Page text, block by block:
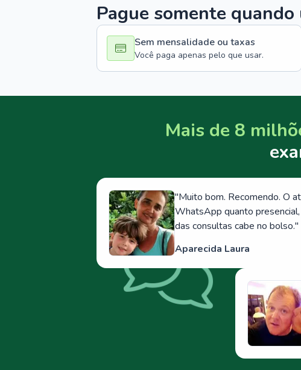
Pague somente
Sem mensalidade ou taxas
Você paga apenas pelo que usar.
Mais de 8
"Muito bom. Recomendo. O
WhatsApp quanto
das consultas cabe no bolso."
Aparecida Laura